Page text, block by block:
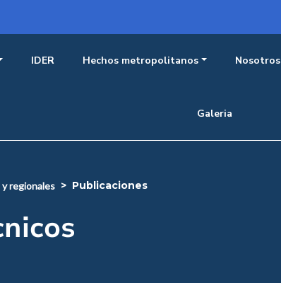
observatorio
IDER Hechos metropolitanos Nosotros
Galeria
regionales publicaciones